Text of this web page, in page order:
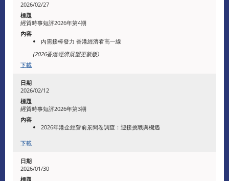
2026/02/27
經貿時事短評2026年第4期
內需接棒發力 香港經濟看高一線
(2026香港經濟展望更新版)
下載
2026/02/12
經貿時事短評2026年第3期
2026年港企經營前景問卷調查：迎接挑戰與機遇
下載
2026/01/30